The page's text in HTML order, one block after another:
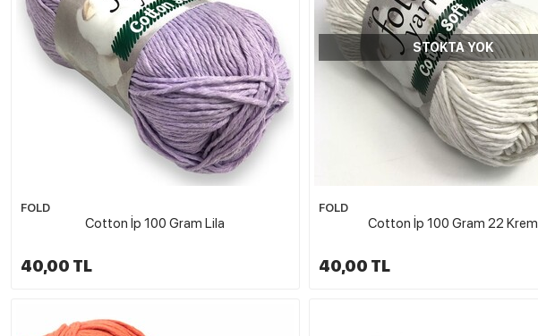
FOLD
Cotton İp 100 Gram Lila
40,00 TL
STOKTA YOK
FOLD
Cotton İp 100 Gram 22 Krem
40,00 TL